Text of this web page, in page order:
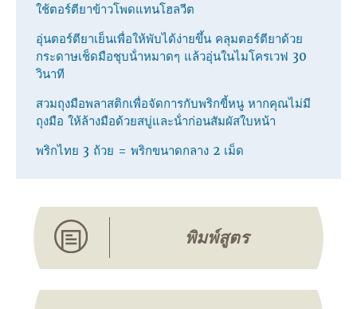
ใช้ตอร์ตียาข้าวโพดแทนโฮลวีต
อุ่นตอร์ตียาเย็นเพื่อให้พับได้ง่ายขึ้น คลุมตอร์ตียาด้วย
กระดาษเช็ดมือชุบน้ําหมาดๆ แล้วอุ่นในไมโครเวฟ 30
วินาที
สวมถุงมือพลาสติกเพื่อจัดการกับพริกขี้หนู หากคุณไม่มี
ถุงมือ ให้ล้างมือด้วยสบู่และน้ําก่อนสัมผัสใบหน้า
พริกไทย 3 ถ้วย = พริกขนาดกลาง 2 เม็ด
พิมพ์สูตร